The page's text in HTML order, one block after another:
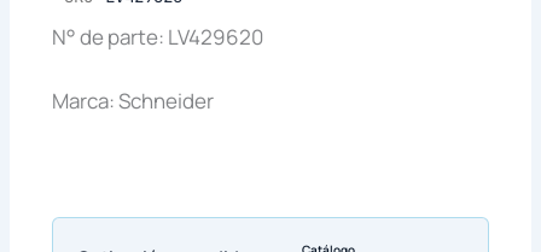
N° de parte: LV429620
Marca: Schneider